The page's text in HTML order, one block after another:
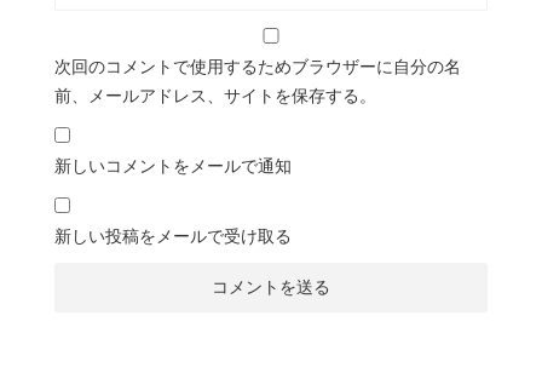
次回のコメントで使用するためブラウザーに自分の名
前、メールアドレス、サイトを保存する。
新しいコメントをメールで通知
新しい投稿をメールで受け取る